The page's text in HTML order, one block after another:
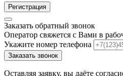
Регистрация
Заказать обратный звонок
Оператор свяжется с Вами в
Укажите номер телефона
Заказать звонок
Оставляя заявку, вы даёте